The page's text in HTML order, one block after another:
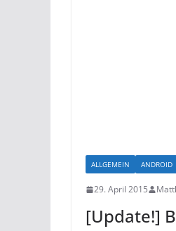
ALLGEMEIN ANDROID
29. April 2015
[Update!]